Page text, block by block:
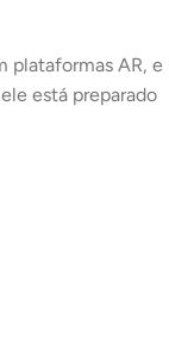
plataformas AR, e
está preparado